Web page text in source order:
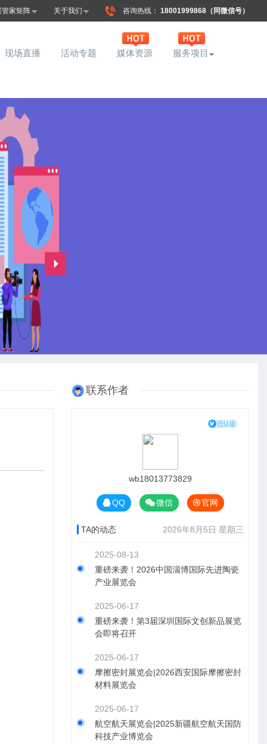
管家矩阵 关于我们 咨询热线： 18001999868（同微信号）
现场直播 活动专题 媒体资源 服务项目
联系作者
wb18013773829
QQ 微信 官网
TA的动态 2026年8月5日 星期三
2025-08-13
重磅来袭！2026中国淄博国际先进陶瓷
产业展览会
2025-06-17
重磅来袭！第3届深圳国际文创新品展览
会即将召开
2025-06-17
摩擦密封展览会|2026西安国际摩擦密封
材料展览会
2025-06-17
航空航天展览会|2025新疆航空航天国防
科技产业博览会